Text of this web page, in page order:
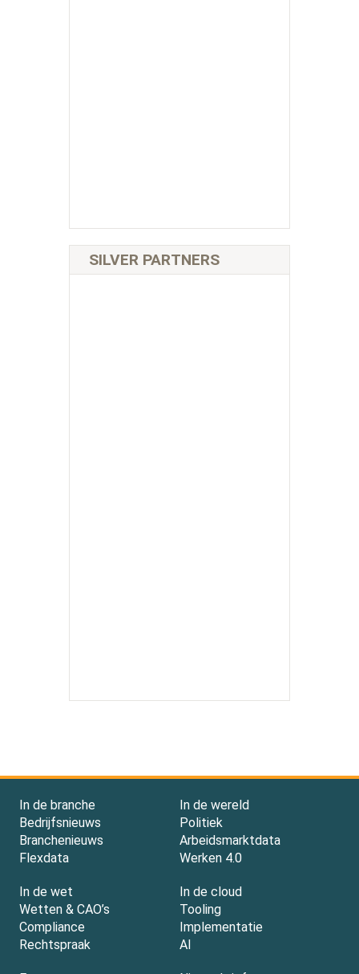
SILVER PARTNERS
In de branche
Bedrijfsnieuws
Branchenieuws
Flexdata
In de wereld
Politiek
Arbeidsmarktdata
Werken 4.0
In de wet
Wetten & CAO’s
Compliance
Rechtspraak
In de cloud
Tooling
Implementatie
AI